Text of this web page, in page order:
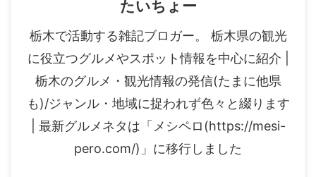
たいちょー
栃木で活動する雑記ブロガー。 栃木県の観光
に役立つグルメやスポット情報を中心に紹介 |
栃木のグルメ・観光情報の発信(たまに他県
も)/ジャンル・地域に捉われず色々と綴ります
| 最新グルメネタは「メシペロ(https://mesi-
pero.com/)」に移行しました